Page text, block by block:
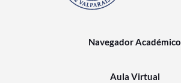
Navegador Académico
Aula Virtual